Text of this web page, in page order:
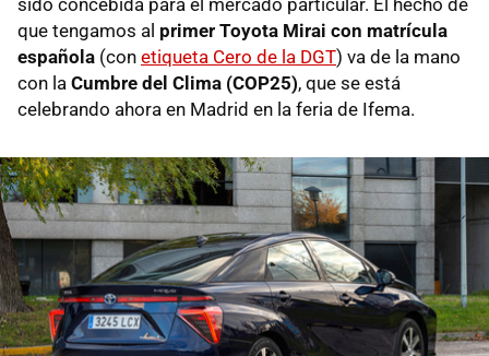
que tengamos al primer Toyota Mirai con matrícula
española (con etiqueta Cero de la DGT) va de la mano
con la Cumbre del Clima (COP25), que se está
celebrando ahora en Madrid en la feria de Ifema.